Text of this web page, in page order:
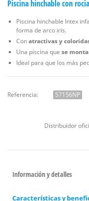
Piscina hinchable con
Piscina hinchable Intex
forma de arco iris.
Conatractivas y
Una piscina que se
Ideal para que los más
Referencia: 57156NP
Distribuidor
Información y detalles
Características y